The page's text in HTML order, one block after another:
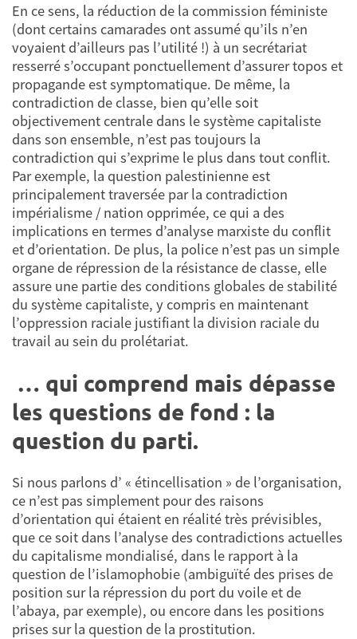
En ce sens, la réduction de la commission féministe
(dont certains camarades ont assumé qu’ils n’en
voyaient d’ailleurs pas l’utilité !) à un secrétariat
resserré s’occupant ponctuellement d’assurer topos et
propagande est symptomatique. De même, la
contradiction de classe, bien qu’elle soit
objectivement centrale dans le système capitaliste
dans son ensemble, n’est pas toujours la
contradiction qui s’exprime le plus dans tout conflit.
Par exemple, la question palestinienne est
principalement traversée par la contradiction
impérialisme / nation opprimée, ce qui a des
implications en termes d’analyse marxiste du conflit
et d’orientation. De plus, la police n’est pas un simple
organe de répression de la résistance de classe, elle
assure une partie des conditions globales de stabilité
du système capitaliste, y compris en maintenant
l’oppression raciale justifiant la division raciale du
travail au sein du prolétariat.
… qui comprend mais dépasse
les questions de fond : la
question du parti.
Si nous parlons d’ « étincellisation » de l’organisation,
ce n’est pas simplement pour des raisons
d’orientation qui étaient en réalité très prévisibles,
que ce soit dans l’analyse des contradictions actuelles
du capitalisme mondialisé, dans le rapport à la
question de l’islamophobie (ambiguïté des prises de
position sur la répression du port du voile et de
l’abaya, par exemple), ou encore dans les positions
prises sur la question de la prostitution.